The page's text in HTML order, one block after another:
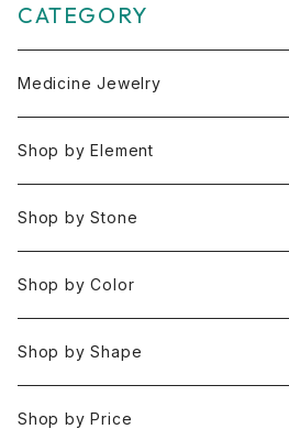
CATEGORY
Medicine Jewelry
Pendant Charms
Bracelets
Necklaces
Rings
Earrings
Shop by Element
Space 空(気づき,余白,真実）
Water 水(癒し,潤い,鎮静)
Fire 火(情熱,勇気,希望)
Air 風(思考,表現,循環)
Shop by Stone
おみくじ
アイオライト
アクアマリン
Shop by Color
Clear / White
Gold
Shop by Shape
Rough 原石
Shop by Price